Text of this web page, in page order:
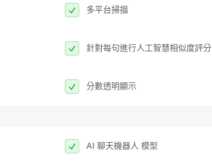
多平台掃描
針對每句進行人工智慧相似度評分
分數透明顯示
AI 聊天機器人 模型